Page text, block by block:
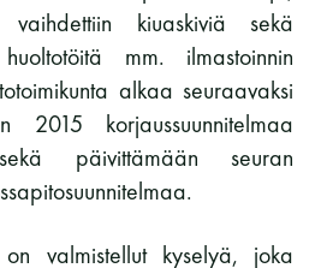
Hinnasto
25 €
ilmainen
kiuaskiviä sekä
mm. ilmastoinnin
alkaa seuraavaksi
2015 korjaussuunnitelmaa
päivittämään seuran
on valmistellut kyselyä, joka